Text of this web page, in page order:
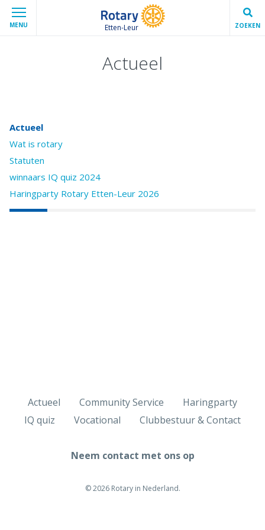
MENU Etten-Leur ZOEKEN
Actueel
Actueel
Wat is rotary
Statuten
winnaars IQ quiz 2024
Haringparty Rotary Etten-Leur 2026
Actueel Community Service
Haringparty
IQ quiz
Vocational Clubbestuur & Contact
Neem contact met ons op
© 2026 Rotary in Nederland.